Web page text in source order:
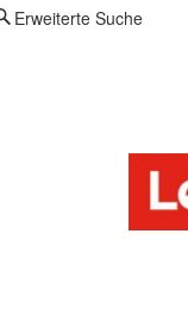
Erweiterte Suche